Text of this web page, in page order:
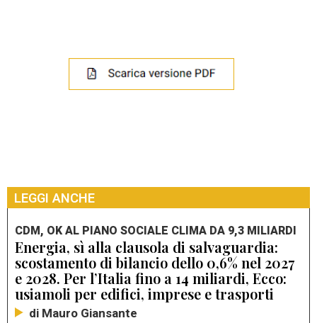
LEGGI ANCHE
CDM, OK AL PIANO SOCIALE CLIMA DA 9,3 MILIARDI
Energia, sì alla clausola di salvaguardia:
scostamento di bilancio dello 0,6% nel 2027
e 2028. Per l’Italia fino a 14 miliardi, Ecco:
usiamoli per edifici, imprese e trasporti
di Mauro Giansante